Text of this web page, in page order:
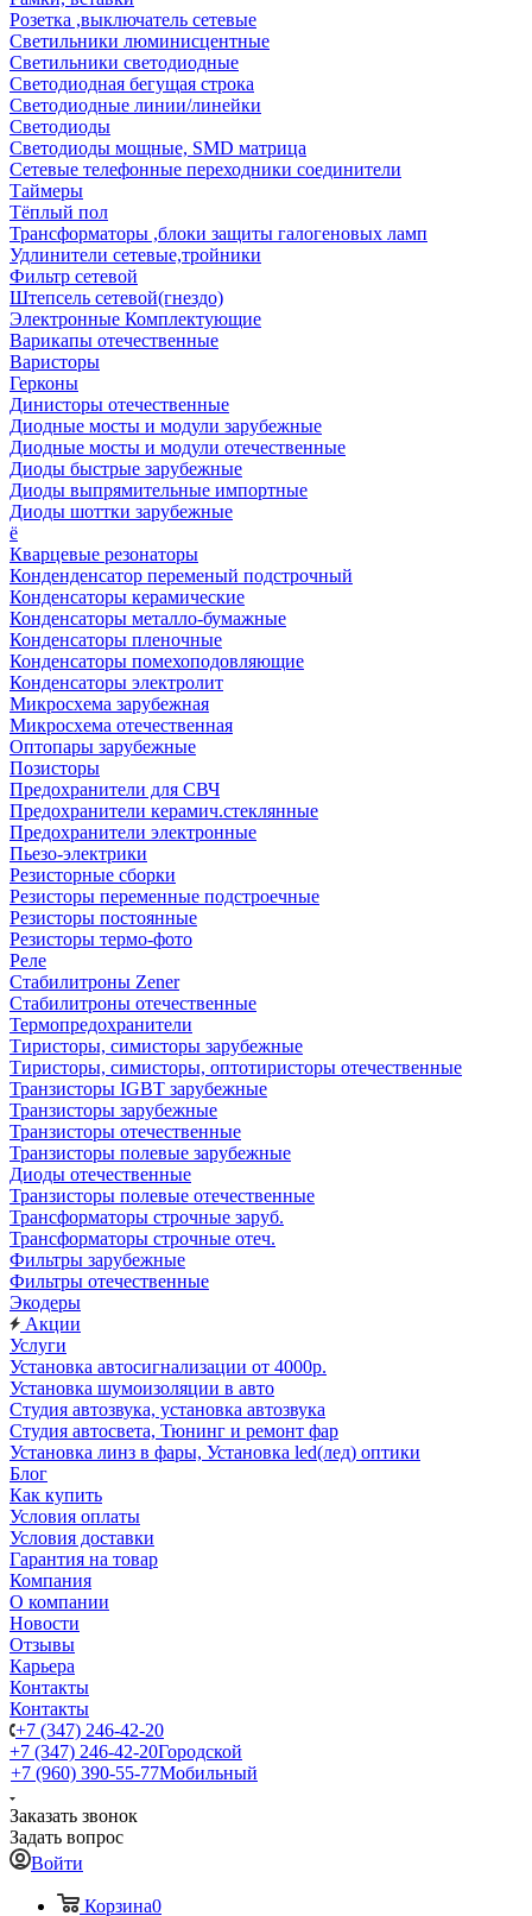
Розетка ,выключатель сетевые
Светильники люминисцентные
Светильники светодиодные
Светодиодная бегущая строка
Светодиодные линии/линейки
Светодиоды
Светодиоды мощные, SMD матрица
Сетевые телефонные переходники соединители
Таймеры
Тёплый пол
Трансформаторы ,блоки защиты галогеновых ламп
Удлинители сетевые,тройники
Фильтр сетевой
Штепсель сетевой(гнездо)
Электронные Комплектующие
Варикапы отечественные
Варисторы
Герконы
Динисторы отечественные
Диодные мосты и модули зарубежные
Диодные мосты и модули отечественные
Диоды быстрые зарубежные
Диоды выпрямительные импортные
Диоды шоттки зарубежные
ё
Кварцевые резонаторы
Конденденсатор переменый подстрочный
Конденсаторы керамические
Конденсаторы металло-бумажные
Конденсаторы пленочные
Конденсаторы помехоподовляющие
Конденсаторы электролит
Микросхема зарубежная
Микросхема отечественная
Оптопары зарубежные
Позисторы
Предохранители для СВЧ
Предохранители керамич.стеклянные
Предохранители электронные
Пьезо-электрики
Резисторные сборки
Резисторы переменные подстроечные
Резисторы постоянные
Резисторы термо-фото
Реле
Стабилитроны Zener
Стабилитроны отечественные
Термопредохранители
Тиристоры, симисторы зарубежные
Тиристоры, симисторы, оптотиристоры отечественные
Транзисторы IGBT зарубежные
Транзисторы зарубежные
Транзисторы отечественные
Транзисторы полевые зарубежные
Диоды отечественные
Транзисторы полевые отечественные
Трансформаторы строчные заруб.
Трансформаторы строчные отеч.
Фильтры зарубежные
Фильтры отечественные
Экодеры
Акции
Услуги
Установка автосигнализации от 4000р.
Установка шумоизоляции в авто
Студия автозвука, установка автозвука
Студия автосвета, Тюнинг и ремонт фар
Установка линз в фары, Установка led(лед) оптики
Блог
Как купить
Условия оплаты
Условия доставки
Гарантия на товар
Компания
О компании
Новости
Отзывы
Карьера
Контакты
Контакты
+7 (347) 246-42-20
+7 (347) 246-42-20Городской
+7 (960) 390-55-77Мобильный
Заказать звонок
Задать вопрос
Войти
Корзина0